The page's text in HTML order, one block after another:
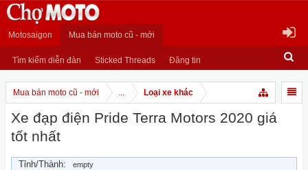
Motosaigon Mua bán moto cũ - mới
Tìm kiếm diễn đàn Sticked Threads Đăng tin
Mua bán moto cũ - mới ... Loại xe khác
Xe đạp điện Pride Terra Motors 2020 giá
tốt nhất
Tỉnh/Thành: empty